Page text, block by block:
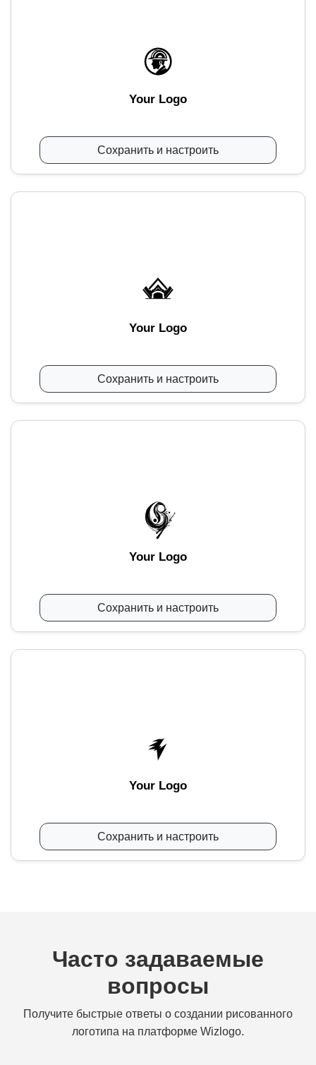
Your Logo
Сохранить и настроить
Your Logo
Сохранить и настроить
Your Logo
Сохранить и настроить
Your Logo
Сохранить и настроить
Часто задаваемые
вопросы
Получите быстрые ответы о создании рисованного
логотипа на платформе Wizlogo.